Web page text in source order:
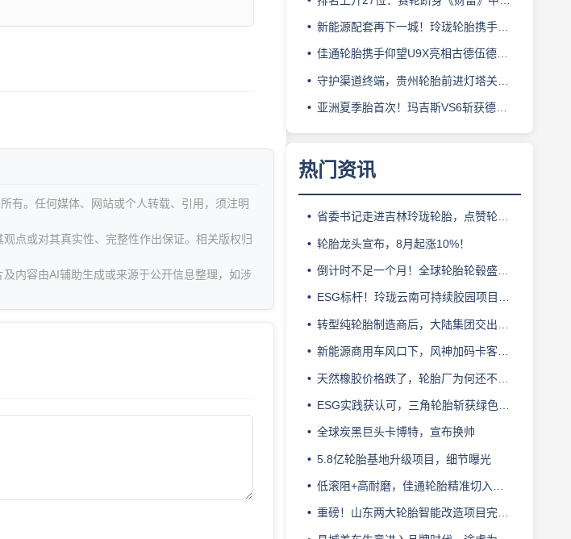
有。任何媒体、网站或个人转载、引用，须注明
点或对其真实性、完整性作出保证。相关版权归
内容由AI辅助生成或来源于公开信息整理，如涉
新能源配套再下一城！玲珑轮胎携手小鹏L03全球上市
佳通轮胎携手仰望U9X亮相古德伍德，以轮胎科技挑战性能边界
守护渠道终端，贵州轮胎前进灯塔关爱基金驰援长春受灾门店
亚洲夏季胎首次！玛吉斯VS6斩获德国TÜV SÜD高阶认证
热门资讯
省委书记走进吉林玲珑轮胎，点赞轮胎智造标杆
轮胎龙头宣布，8月起涨10%！
倒计时不足一个月！全球轮胎轮毂盛会即将登陆上海！
ESG标杆！玲珑云南可持续胶园项目获评最佳实践
转型纯轮胎制造商后，大陆集团交出亮眼业绩
新能源商用车风口下，风神加码卡客车胎产能
天然橡胶价格跌了，轮胎厂为何还不敢“松口气”？
ESG实践获认可，三角轮胎斩获绿色发展典范企业奖
全球炭黑巨头卡博特，宣布换帅
5.8亿轮胎基地升级项目，细节曝光
低滚阻+高耐磨，佳通轮胎精准切入新能源轻卡赛道
重磅！山东两大轮胎智能改造项目完成备案